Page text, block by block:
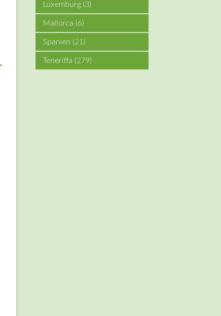
Luxemburg (3)
Mallorca (6)
Spanien (21)
Teneriffa (279)